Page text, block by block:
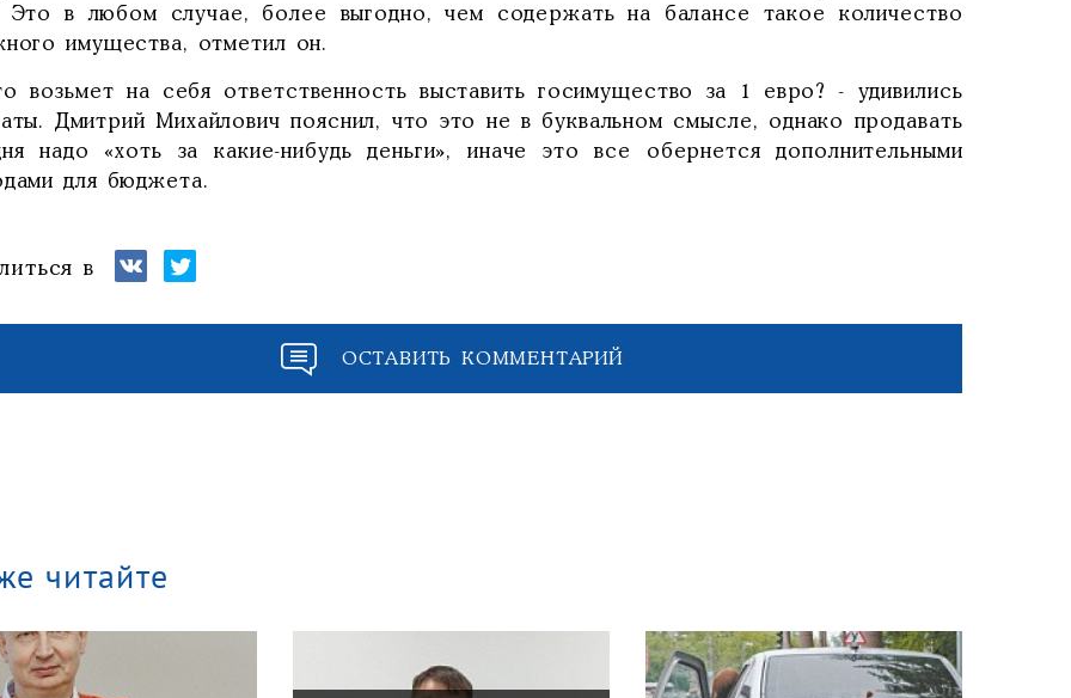
Это в любом случае, более выгодно, чем содержать на балансе такое количество
имущества, отметил он.
возьмет на себя ответственность выставить госимущество за 1 евро? - удивились
Дмитрий Михайлович пояснил, что это не в буквальном смысле, однако продавать
надо «хоть за какие-нибудь деньги», иначе это все обернется дополнительными
для бюджета.
в
ОСТАВИТЬ КОММЕНТАРИЙ
читайте